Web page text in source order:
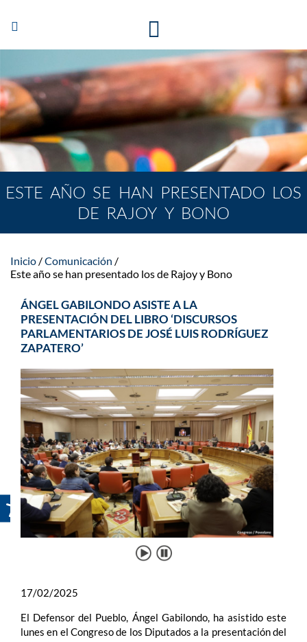
Abrir/Cerrar
navegación
ESTE AÑO SE HAN PRESENTADO LOS
DE RAJOY Y BONO
Inicio
Comunicación
Este año se han presentado los de Rajoy y Bono
ÁNGEL GABILONDO ASISTE A LA
PRESENTACIÓN DEL LIBRO ‘DISCURSOS
PARLAMENTARIOS DE JOSÉ LUIS RODRÍGUEZ
ZAPATERO’
17/02/2025
El Defensor del Pueblo, Ángel Gabilondo, ha asistido este
lunes en el Congreso de los Diputados a la presentación del